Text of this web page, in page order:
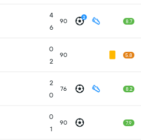
4
6
90 2
8.7
0
2
90 5.8
2
0
76 8.2
0
1
90 7.9